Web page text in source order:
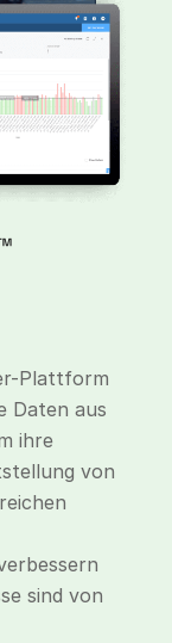
Plattform
Daten aus
ihre
von
sind von